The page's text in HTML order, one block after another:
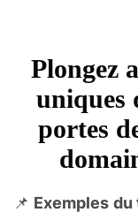
Plongez
uniques
portes
📌 Exemples du